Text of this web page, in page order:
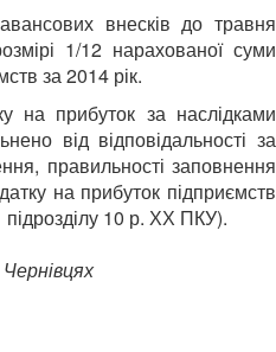
внесків до травня
1/12 нарахованої суми
за 2014 рік.
на прибуток за наслідками
від відповідальності за
правильності заповнення
на прибуток підприємств
10 р. ХХ ПКУ).